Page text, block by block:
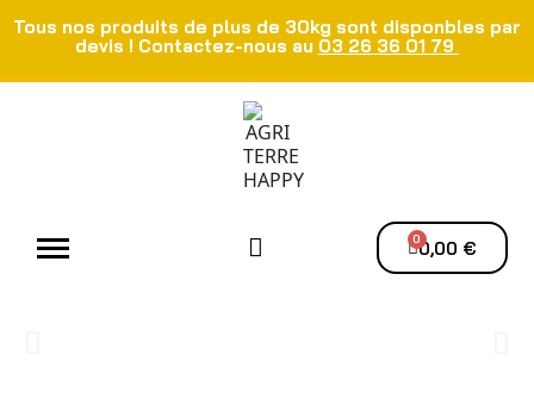
Tous nos produits de plus de 30kg sont disponbles par
devis ! Contactez-nous au 03 26 36 01 79
0,00 €